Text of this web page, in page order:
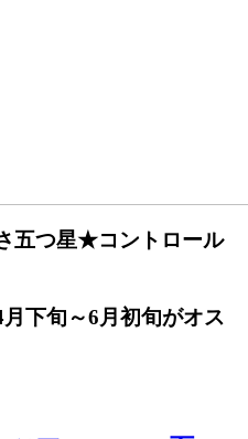
五つ星★コントロール
下旬～6月初旬がオス